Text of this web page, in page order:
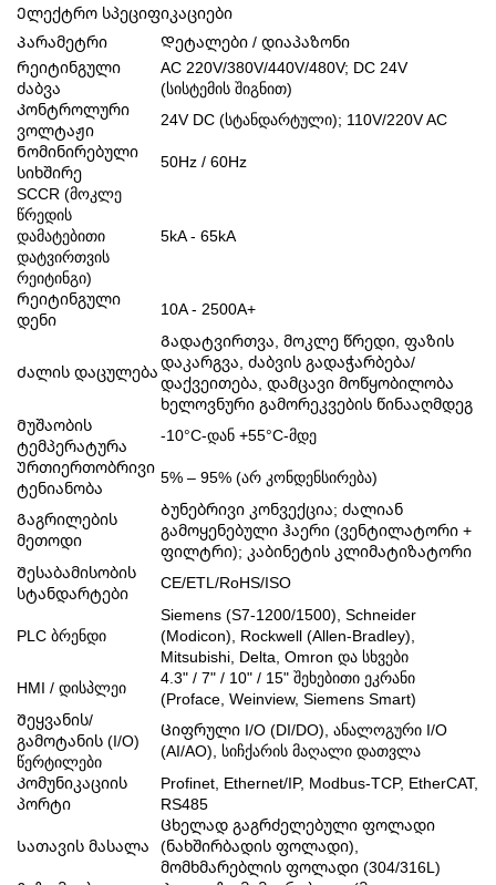
Ელექტრო სპეციფიკაციები
Პარამეტრი
Დეტალები / დიაპაზონი
Რეიტინგული
ძაბვა
AC 220V/380V/440V/480V; DC 24V
(სისტემის შიგნით)
Კონტროლური
ვოლტაჟი
24V DC (სტანდარტული); 110V/220V AC
Ნომინირებული
სიხშირე
50Hz / 60Hz
SCCR (მოკლე
წრედის
დამატებითი
დატვირთვის
რეიტინგი)
5kA - 65kA
Რეიტინგული
დენი
10A - 2500A+
Ძალის დაცულება
Გადატვირთვა, მოკლე წრედი, ფაზის
დაკარგვა, ძაბვის გადაჭარბება/
დაქვეითება, დამცავი მოწყობილობა
ხელოვნური გამორეკვების წინააღმდეგ
Მუშაობის
ტემპერატურა
-10°C-დან +55°C-მდე
Ურთიერთობრივი
ტენიანობა
5% – 95% (არ კონდენსირება)
Გაგრილების
მეთოდი
Ბუნებრივი კონვექცია; ძალიან
გამოყენებული ჰაერი (ვენტილატორი +
ფილტრი); კაბინეტის კლიმატიზატორი
Შესაბამისობის
სტანდარტები
CE/ETL/RoHS/ISO
PLC ბრენდი
Siemens (S7-1200/1500), Schneider
(Modicon), Rockwell (Allen-Bradley),
Mitsubishi, Delta, Omron და სხვები
HMI / დისპლეი
4.3" / 7" / 10" / 15" შეხებითი ეკრანი
(Proface, Weinview, Siemens Smart)
Შეყვანის/
გამოტანის (I/O)
წერტილები
Ციფრული I/O (DI/DO), ანალოგური I/O
(AI/AO), სიჩქარის მაღალი დათვლა
Კომუნიკაციის
პორტი
Profinet, Ethernet/IP, Modbus-TCP, EtherCAT,
RS485
Სათავის მასალა
Ცხელად გაგრძელებული ფოლადი
(ნახშირბადის ფოლადი),
მომხმარებლის ფოლადი (304/316L)